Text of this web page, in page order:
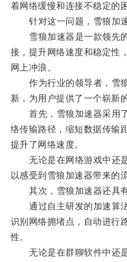
着网络缓慢和连接不稳定的
针对这一问题，雪狼加速
雪狼加速器是一款领先的
接，提升网络速度和稳定性
网上冲浪。
作为行业的领导者，雪狼
新，为用户提供了一个崭新
首先，雪狼加速器采用了
络传输路径，缩短数据传输
提升了网络速度。
无论是在网络游戏中还是
以感受到雪狼加速器带来的
其次，雪狼加速器还具有
通过自主研发的加速算法
识别网络拥堵点，自动进行
性。
无论是在群聊软件中还是